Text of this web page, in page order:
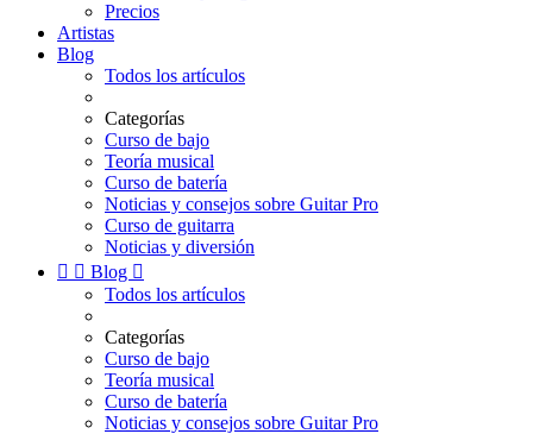
Precios
Artistas
Blog
Todos los artículos
Categorías
Curso de bajo
Teoría musical
Curso de batería
Noticias y consejos sobre Guitar Pro
Curso de guitarra
Noticias y diversión
  Blog 
Todos los artículos
Categorías
Curso de bajo
Teoría musical
Curso de batería
Noticias y consejos sobre Guitar Pro